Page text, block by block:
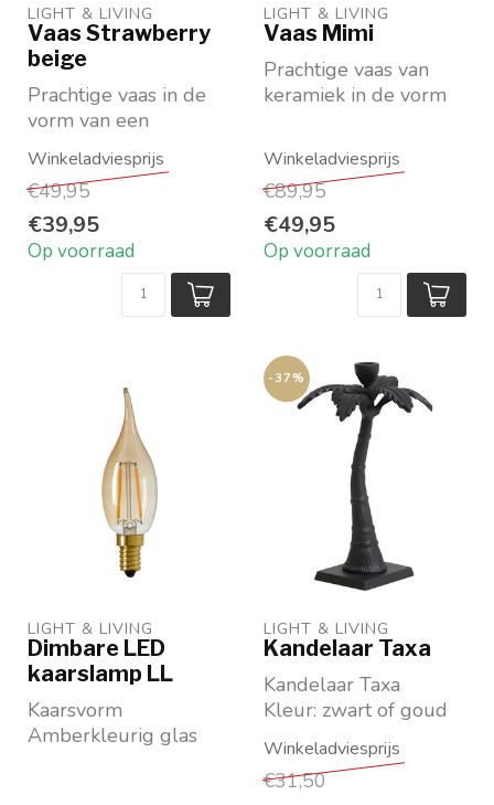
LIGHT & LIVING
Vaas Strawberry
beige
Prachtige vaas in de
vorm van een
beigekleurige aarbei.
Verkrijgbaar in 2
maten
€49,95
€39,95
Op voorraad
LIGHT & LIVING
Vaas Mimi
Prachtige vaas van
keramiek in de vorm
hoofd
Maat: lxbxh 23,5...
€89,95
€49,95
Op voorraad
LIGHT & LIVING
Dimbare LED
kaarslamp LL
Kaarsvorm
Amberkleurig glas
-37%
LIGHT & LIVING
Kandelaar Taxa
Kandelaar Taxa
Kleur: zwart of goud
Maat: hoogte 32 cm,
diameter 21 cm
Merk:...
€31,50